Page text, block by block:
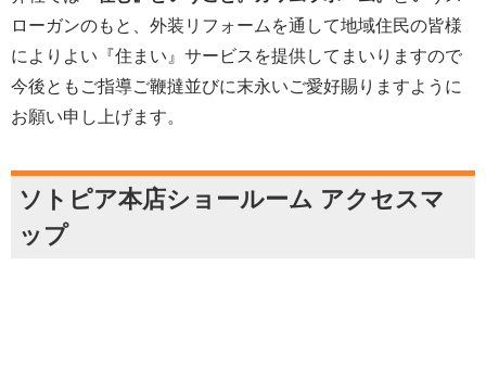
ローガンのもと、外装リフォームを通して地域住民の皆様
によりよい『住まい』サービスを提供してまいりますので
今後ともご指導ご鞭撻並びに末永いご愛好賜りますように
お願い申し上げます。
ソトピア本店ショールーム アクセスマ
ップ